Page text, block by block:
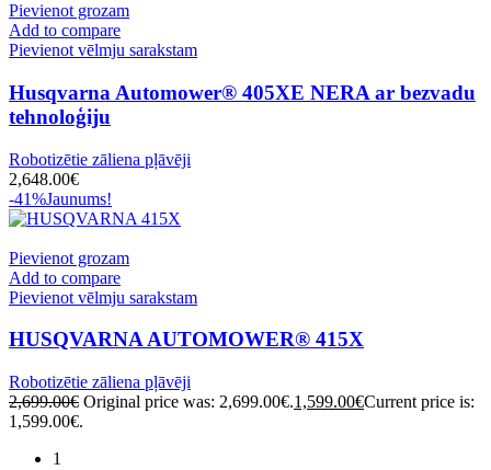
Pievienot grozam
Add to compare
Pievienot vēlmju sarakstam
Husqvarna Automower® 405XE NERA ar bezvadu
tehnoloģiju
Robotizētie zāliena pļāvēji
2,648.00€
-41%Jaunums!
Pievienot grozam
Add to compare
Pievienot vēlmju sarakstam
HUSQVARNA AUTOMOWER® 415X
Robotizētie zāliena pļāvēji
2,699.00€ Original price was: 2,699.00€.1,599.00€Current price is:
1,599.00€.
1